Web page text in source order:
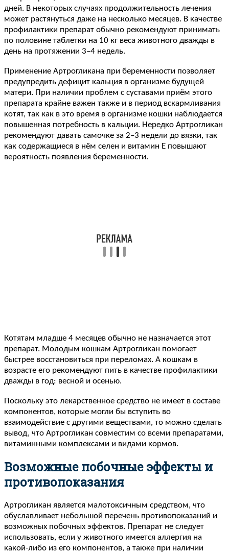
дней. В некоторых случаях продолжительность лечения
может растянуться даже на несколько месяцев. В качестве
профилактики препарат обычно рекомендуют принимать
по половине таблетки на 10 кг веса животного дважды в
день на протяжении 3–4 недель.
Применение Артрогликана при беременности позволяет
предупредить дефицит кальция в организме будущей
матери. При наличии проблем с суставами приём этого
препарата крайне важен также и в период вскармливания
котят, так как в это время в организме кошки наблюдается
повышенная потребность в кальции. Нередко Артрогликан
рекомендуют давать самочке за 2–3 недели до вязки, так
как содержащиеся в нём селен и витамин Е повышают
вероятность появления беременности.
Котятам младше 4 месяцев обычно не назначается этот
препарат. Молодым кошкам Артрогликан помогает
быстрее восстановиться при переломах. А кошкам в
возрасте его рекомендуют пить в качестве профилактики
дважды в год: весной и осенью.
Поскольку это лекарственное средство не имеет в составе
компонентов, которые могли бы вступить во
взаимодействие с другими веществами, то можно сделать
вывод, что Артрогликан совместим со всеми препаратами,
витаминными комплексами и видами кормов.
Возможные побочные эффекты и
противопоказания
Артрогликан является малотоксичным средством, что
обуславливает небольшой перечень противопоказаний и
возможных побочных эффектов. Препарат не следует
использовать, если у животного имеется аллергия на
какой-либо из его компонентов, а также при наличии